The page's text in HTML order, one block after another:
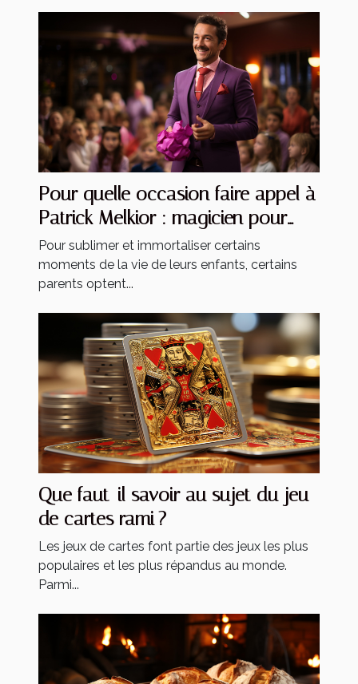
Pour quelle occasion faire appel à
Patrick Melkior : magicien pour
enfants ?
Pour sublimer et immortaliser certains
moments de la vie de leurs enfants, certains
parents optent...
Que faut-il savoir au sujet du jeu
de cartes rami ?
Les jeux de cartes font partie des jeux les plus
populaires et les plus répandus au monde.
Parmi...